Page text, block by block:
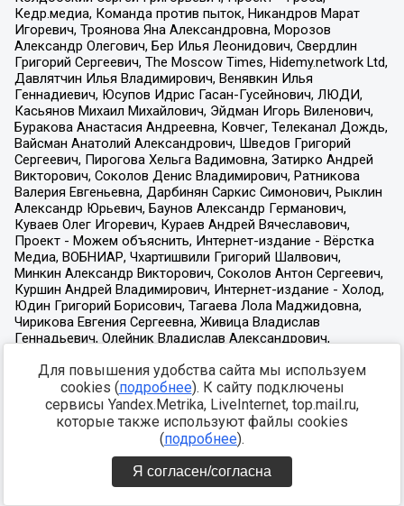
Для повышения удобства сайта мы используем
cookies (подробнее). К сайту подключены
сервисы Yandex.Metrika, LiveInternet, top.mail.ru,
которые также используют файлы cookies
(подробнее).
Я согласен/согласна